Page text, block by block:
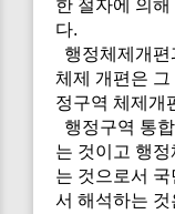
한 절자에 의
다.
행정체제개
체제 개편은
정구역 체제개
행정구역 통
는 것이고 행정
는 것으로서
서 해석하는